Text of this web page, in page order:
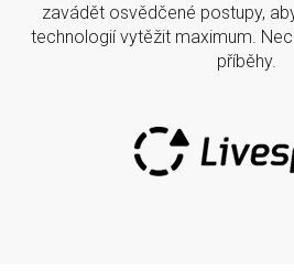
zavádět osvědčené postupy,
technologií vytěžit maximum.
příběhy.